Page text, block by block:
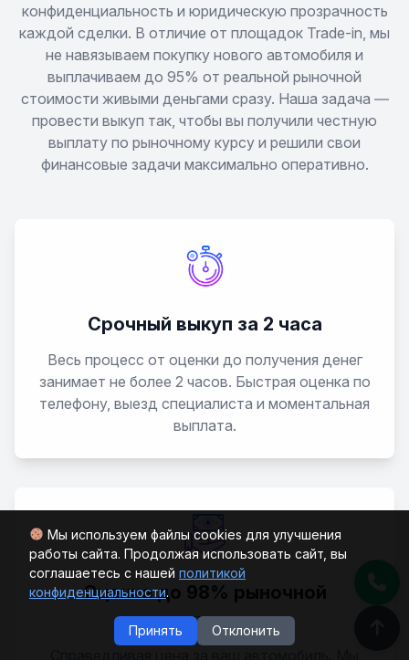
Мы используем файлы cookies для улучшения
работы сайта. Продолжая использовать сайт, вы
соглашаетесь с нашей политикой
конфиденциальности.
Принять Отклонить
Ariya
Armada
Avenir
Bassara
Cherry
Cima
Crew
Cube
Datsun
конфиденциальность и юридическую прозрачность
каждой сделки. В отличие от площадок Trade-in, мы
не навязываем покупку нового автомобиля и
выплачиваем до 95% от реальной рыночной
стоимости живыми деньгами сразу. Наша задача —
провести выкуп так, чтобы вы получили честную
выплату по рыночному курсу и решили свои
финансовые задачи максимально оперативно.
Срочный выкуп за 2 часа
Весь процесс от оценки до получения денег
занимает не более 2 часов. Быстрая оценка по
телефону, выезд специалиста и моментальная
выплата.
Оценка до 98% рыночной
стоимости